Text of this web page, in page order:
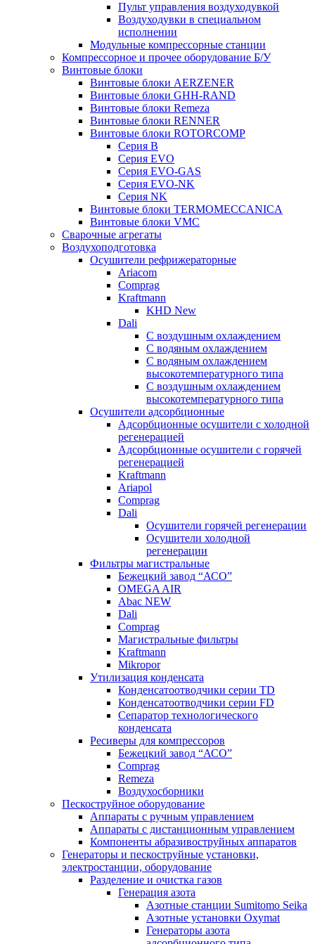
Пульт управления воздуходувкой
Воздуходувки в специальном
исполнении
Модульные компрессорные станции
Компрессорное и прочее оборудование Б/У
Винтовые блоки
Винтовые блоки AERZENER
Винтовые блоки GHH-RAND
Винтовые блоки Remeza
Винтовые блоки RENNER
Винтовые блоки ROTORCOMP
Серия B
Серия EVO
Серия EVO-GAS
Серия EVO-NK
Серия NK
Винтовые блоки TERMOMECCANICA
Винтовые блоки VMC
Сварочные агрегаты
Воздухоподготовка
Осушители рефрижераторные
Ariacom
Comprag
Kraftmann
KHD New
Dali
C воздушным охлаждением
C водяным охлаждением
С водяным охлаждением
высокотемпературного типа
C воздушным охлаждением
высокотемпературного типа
Осушители адсорбционные
Адсорбционные осушители с холодной
регенерацией
Адсорбционные осушители с горячей
регенерацией
Kraftmann
Ariapol
Comprag
Dali
Осушители горячей регенерации
Осушители холодной
регенерации
Фильтры магистральные
Бежецкий завод “АСО”
OMEGA AIR
Abac NEW
Dali
Comprag
Магистральные фильтры
Kraftmann
Mikropor
Утилизация конденсата
Конденсатоотводчики серии TD
Конденсатоотводчики серии FD
Сепаратор технологического
конденсата
Ресиверы для компрессоров
Бежецкий завод “АСО”
Comprag
Remeza
Воздухосборники
Пескоструйное оборудование
Аппараты с ручным управлением
Аппараты с дистанционным управлением
Компоненты абразивоструйных аппаратов
Генераторы и пескоструйные установки,
электростанции, оборудование
Разделение и очистка газов
Генерация азота
Азотные станции Sumitomo Seika
Азотные установки Oxymat
Генераторы азота